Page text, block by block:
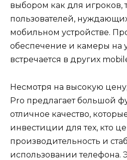
выбором как для игроков,
пользователей,
мобильном устройстве.
обеспечение и камеры на
встречается в других
Несмотря на высокую
Pro предлагает большой
отличное качество,
инвестиции для тех, кто
производительность и
использовании телефона.